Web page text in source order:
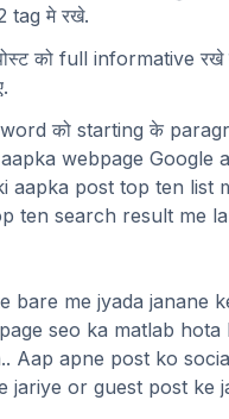
tag मे रखे.
को full informative
को starting के
webpage Google
aapka post top ten list
ten search result me
bare me jyada janane
seo ka matlab
Aap apne post ko
jariye or guest post ke